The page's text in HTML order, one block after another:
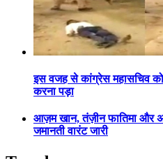
इस वजह से कांग्रेस महासचिव को
करना पड़ा
आज़म खान, तंज़ीन फातिमा और
जमानती वारंट जारी